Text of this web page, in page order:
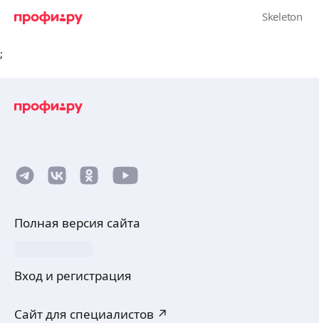
;
Полная версия сайта
Вход и регистрация
Сайт для специалистов ↗